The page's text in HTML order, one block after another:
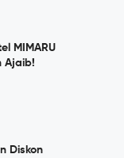
MIMARU
Ajaib!
Diskon